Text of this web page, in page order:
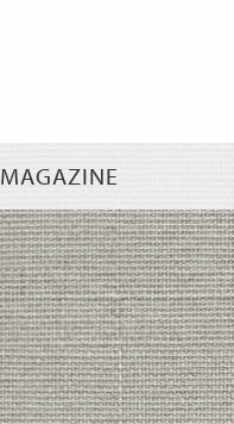
MAGAZINE